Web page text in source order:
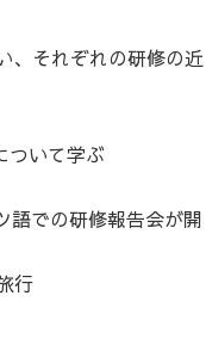
、それぞれの研修の近
ついて学ぶ
語での研修報告会が開
行